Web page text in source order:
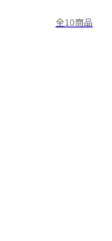
全10商品